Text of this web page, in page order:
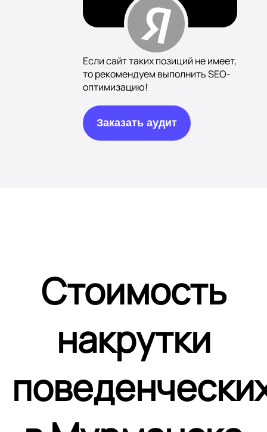
Если сайт таких позиций не имеет,
то рекомендуем выполнить SEO-
оптимизацию!
Заказать аудит
Стоимость
накрутки